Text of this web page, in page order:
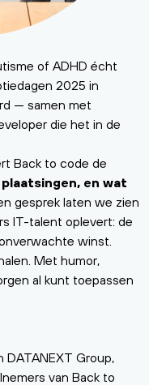
of ADHD écht
2025 in
— samen met
die het in de
Back to code de
en wat
gesprek laten we zien
IT-talent oplevert: de
winst.
Met humor,
al kunt toepassen
DATANEXT Group,
van Back to